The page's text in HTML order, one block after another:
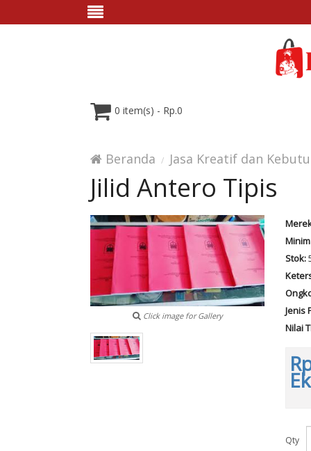
0 item(s) - Rp.0
Beranda Jasa Kreatif dan
Jilid Antero Tipis
Click image for Gallery
Stok:
Jenis
Nilai
Qty